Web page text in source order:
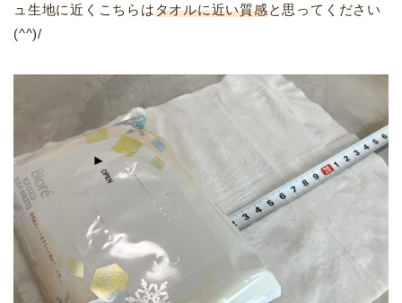
ュ生地に近くこちらはタオルに近い質感と思ってください
(^^)/